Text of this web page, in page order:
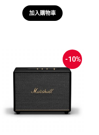
加入購物車
-10%